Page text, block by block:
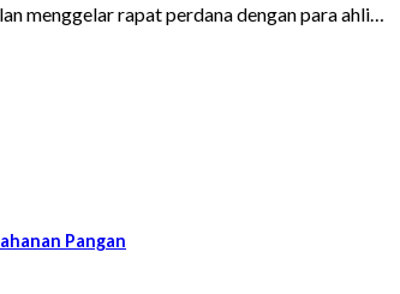
menggelar rapat perdana dengan para ahli…
Pangan